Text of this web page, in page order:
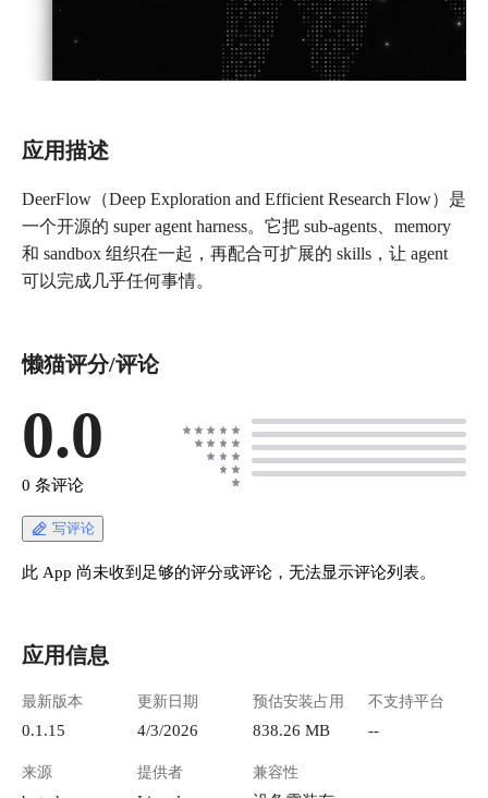
应用描述
DeerFlow（Deep Exploration and Efficient Research Flow）是
一个开源的 super agent harness。它把 sub-agents、memory
和 sandbox 组织在一起，再配合可扩展的 skills，让 agent
可以完成几乎任何事情。
懒猫评分/评论
0.0
0 条评论
写评论
此 App 尚未收到足够的评分或评论，无法显示评论列表。
应用信息
最新版本
0.1.15
更新日期
4/3/2026
预估安装占用
838.26 MB
不支持平台
--
来源 提供者 兼容性